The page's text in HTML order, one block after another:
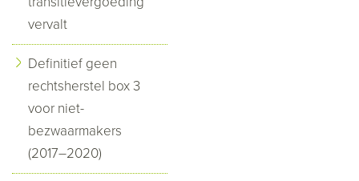
vervalt
Definitief geen
rechtsherstel box 3
voor niet-
bezwaarmakers
(2017–2020)